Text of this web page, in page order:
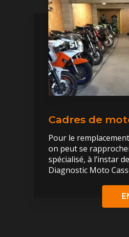
Cadres de
Pour le
on peut se
spécialisé, à l’instar
Diagnostic Moto